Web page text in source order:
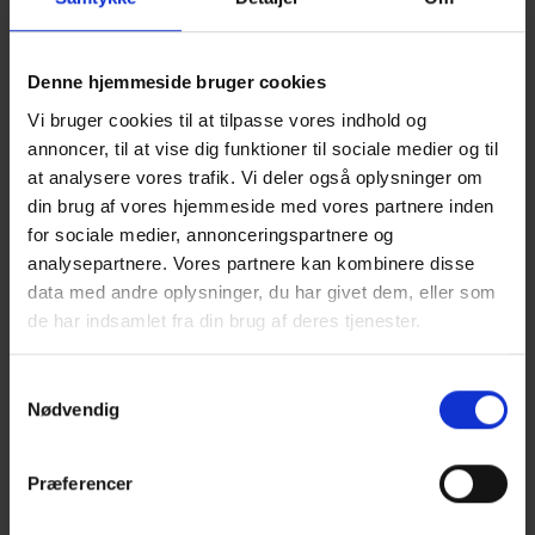
Denne hjemmeside bruger cookies
Vi bruger cookies til at tilpasse vores indhold og
annoncer, til at vise dig funktioner til sociale medier og til
at analysere vores trafik. Vi deler også oplysninger om
din brug af vores hjemmeside med vores partnere inden
for sociale medier, annonceringspartnere og
analysepartnere. Vores partnere kan kombinere disse
data med andre oplysninger, du har givet dem, eller som
de har indsamlet fra din brug af deres tjenester.
Nødvendig
Præferencer